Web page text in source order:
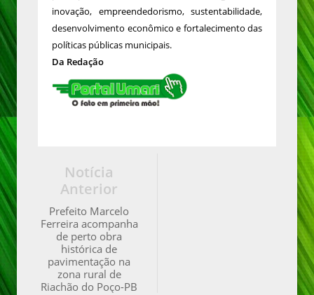
inovação, empreendedorismo, sustentabilidade,
desenvolvimento econômico e fortalecimento das
políticas públicas municipais.
Da Redação
Notícia
Anterior
Prefeito Marcelo
Ferreira acompanha
de perto obra
histórica de
pavimentação na
zona rural de
Riachão do Poço-PB